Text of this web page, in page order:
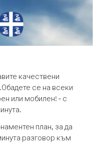
качествени
Обадете се на всеки
или мобилен! - с
план, за да
разговор към